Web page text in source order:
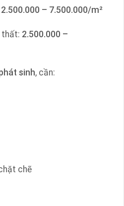
2.500.000 – 7.500.000/m²
thất: 2.500.000 –
sinh, cần:
chẽ